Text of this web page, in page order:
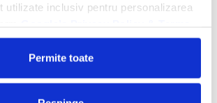
utilizate inclusiv pentru personalizarea
Permite toate